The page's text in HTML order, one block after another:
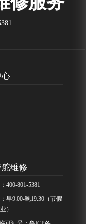
心
维修
400-801-5381
早9:00-晚19:30（节假
）